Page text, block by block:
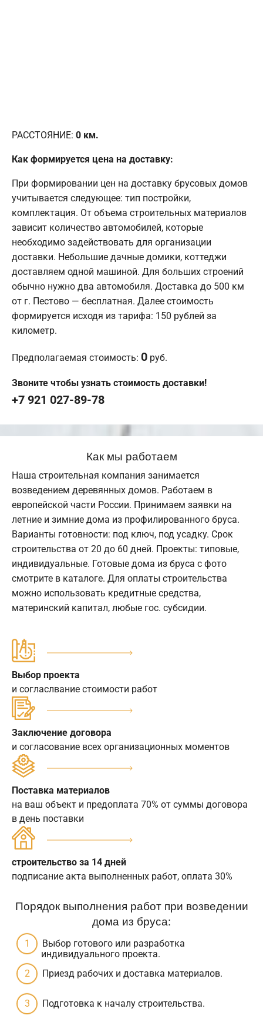
РАССТОЯНИЕ: 0 км.
Как формируется цена на доставку:
При формировании цен на доставку брусовых домов
учитывается следующее: тип постройки,
комплектация. От объема строительных материалов
зависит количество автомобилей, которые
необходимо задействовать для организации
доставки. Небольшие дачные домики, коттеджи
доставляем одной машиной. Для больших строений
обычно нужно два автомобиля. Доставка до 500 км
от г. Пестово — бесплатная. Далее стоимость
формируется исходя из тарифа: 150 рублей за
километр.
Предполагаемая стоимость: 0 руб.
Звоните чтобы узнать стоимость доставки!
+7 921 027-89-78
Как мы работаем
Наша строительная компания занимается
возведением деревянных домов. Работаем в
европейской части России. Принимаем заявки на
летние и зимние дома из профилированного бруса.
Варианты готовности: под ключ, под усадку. Срок
строительства от 20 до 60 дней. Проекты: типовые,
индивидуальные. Готовые дома из бруса с фото
смотрите в каталоге. Для оплаты строительства
можно использовать кредитные средства,
материнский капитал, любые гос. субсидии.
Выбор проекта
и согласлвание стоимости работ
Заключение договора
и согласование всех организационных моментов
Поставка материалов
на ваш объект и предоплата 70% от суммы договора
в день поставки
строительство за 14 дней
подписание акта выполненных работ, оплата 30%
Порядок выполнения работ при возведении
дома из бруса:
Выбор готового или разработка
индивидуального проекта.
Приезд рабочих и доставка материалов.
Подготовка к началу строительства.